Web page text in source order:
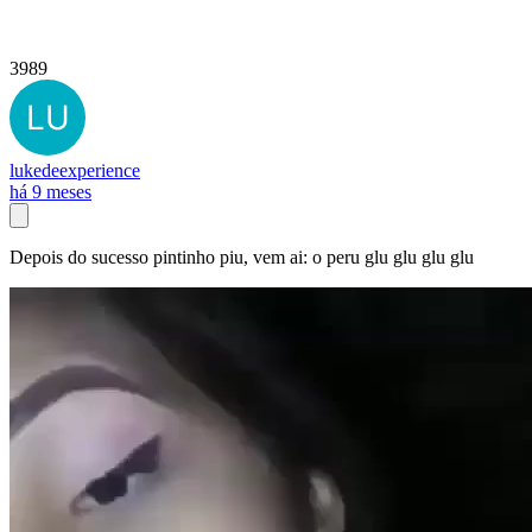
3989
lukedeexperience
há 9 meses
Depois do sucesso pintinho piu, vem ai: o peru glu glu glu glu